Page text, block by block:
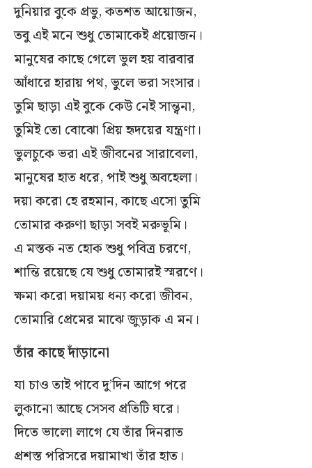
দুনিয়ার বুকে প্রভু, কতশত আয়োজন,
তবু এই মনে শুধু তোমাকেই প্রয়োজন।
মানুষের কাছে গেলে ভুল হয় বারবার
আঁধারে হারায় পথ, ভুলে ভরা সংসার।
তুমি ছাড়া এই বুকে কেউ নেই সান্ত্বনা,
তুমিই তো বোঝো প্রিয় হৃদয়ের যন্ত্রণা।
ভুলচুকে ভরা এই জীবনের সারাবেলা,
মানুষের হাত ধরে, পাই শুধু অবহেলা।
দয়া করো হে রহমান, কাছে এসো তুমি
তোমার করুণা ছাড়া সব‌ই মরুভূমি।
এ মস্তক নত হোক শুধু পবিত্র চরণে,
শান্তি রয়েছে যে শুধু তোমার‌ই স্মরণে।
ক্ষমা করো দয়াময় ধন্য করো জীবন,
তোমারি প্রেমের মাঝে জুড়াক এ মন।
তাঁর কাছে দাঁড়ানো
যা চাও তাই পাবে দু’দিন আগে পরে
লুকানো আছে সেসব প্রতিটি ঘরে।
দিতে ভালো লাগে যে তাঁর দিনরাত
প্রশস্ত পরিসরে দয়ামাখা তাঁর হাত।